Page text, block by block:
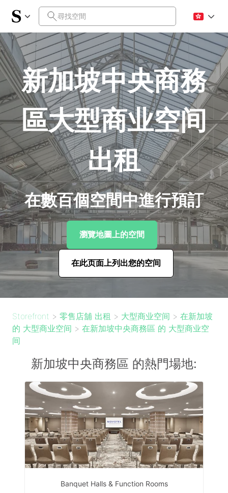
新加坡中央商務
區大型商业空间
出租
在數百個空間中進行預訂
瀏覽地圖上的空間
在此页面上列出您的空间
Storefront > 零售店舖 出租 > 大型商业空间 > 在新加坡
的 大型商业空间 > 在新加坡中央商務區 的 大型商业空
间
新加坡中央商務區 的熱門場地:
Banquet Halls & Function Rooms